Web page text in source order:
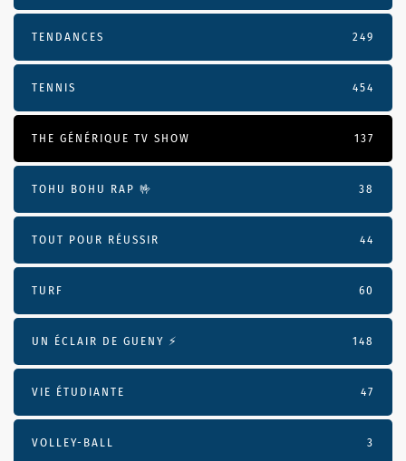
TENDANCES 249
TENNIS 454
THE GÉNÉRIQUE TV SHOW 137
TOHU BOHU RAP 🤟 38
TOUT POUR RÉUSSIR 44
TURF 60
UN ÉCLAIR DE GUENY ⚡️ 148
VIE ÉTUDIANTE 47
VOLLEY-BALL 3